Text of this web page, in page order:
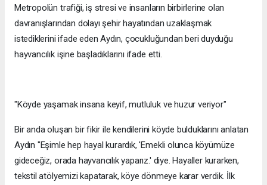
Metropolün trafiği, iş stresi ve insanların birbirlerine olan
davranışlarından dolayı şehir hayatından uzaklaşmak
istediklerini ifade eden Aydın, çocukluğundan beri duyduğu
hayvancılık işine başladıklarını ifade etti.
"Köyde yaşamak insana keyif, mutluluk ve huzur veriyor"
Bir anda oluşan bir fikir ile kendilerini köyde bulduklarını anlatan
Aydın "Eşimle hep hayal kurardık, 'Emekli olunca köyümüze
gideceğiz, orada hayvancılık yaparız.' diye. Hayaller kurarken,
tekstil atölyemizi kapatarak, köye dönmeye karar verdik. İlk